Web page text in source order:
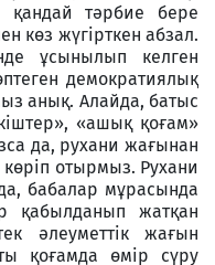
қандай тәрбие бере
көз жүгірткен абзал.
ұсынылып келген
демократиялық
анық. Алайда, батыс
«ашық қоғам»
да, рухани жағынан
отырмыз. Рухани
бабалар мұрасында
қабылданып жатқан
әлеуметтік жағын
қоғамда өмір сүру